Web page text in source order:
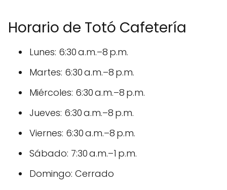
Horario de Totó Cafetería
Lunes: 6:30 a.m.–8 p.m.
Martes: 6:30 a.m.–8 p.m.
Miércoles: 6:30 a.m.–8 p.m.
Jueves: 6:30 a.m.–8 p.m.
Viernes: 6:30 a.m.–8 p.m.
Sábado: 7:30 a.m.–1 p.m.
Domingo: Cerrado